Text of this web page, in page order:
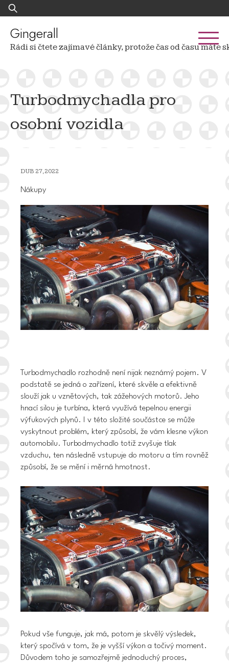
Skip
to
content
Vyhledávání
Gingerall
Rádi si čtete zajímavé články, protože čas od času
Turbodmychadla pro
osobní vozidla
DUB 27, 2022
Nákupy
Turbodmychadlo rozhodně není nijak neznámý pojem. V
podstatě se jedná o zařízení, které skvěle a efektivně
slouží jak u vznětových, tak zážehových motorů. Jeho
hnací silou je turbína, která využívá tepelnou energii
výfukových plynů. I v této složité součástce se může
vyskytnout problém, který způsobí, že vám klesne výkon
automobilu.
Turbodmychadlo totiž zvyšuje tlak
vzduchu, ten následně vstupuje do motoru a tím rovněž
způsobí, že se mění i měrná hmotnost.
Pokud vše funguje, jak má, potom je skvělý výsledek,
který spočívá v tom, že je vyšší výkon a točivý moment.
Důvodem toho je samozřejmě jednoduchý proces,